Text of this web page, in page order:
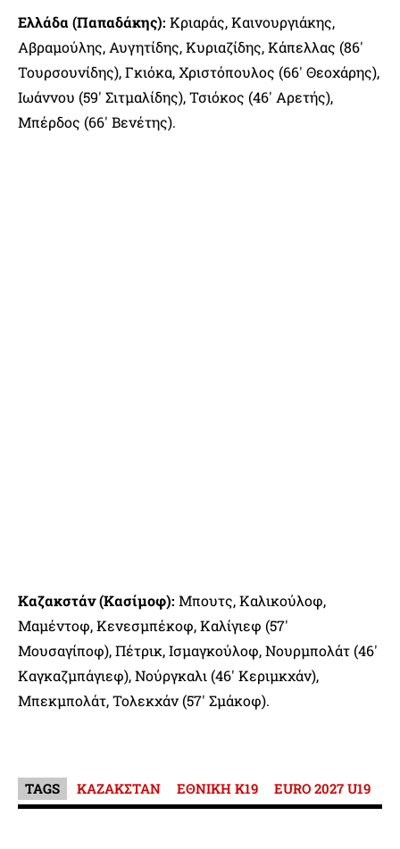
Ελλάδα (Παπαδάκης): Κριαράς, Καινουργιάκης,
Αβραμούλης, Αυγητίδης, Κυριαζίδης, Κάπελλας (86′
Τουρσουνίδης), Γκιόκα, Χριστόπουλος (66′ Θεοχάρης),
Ιωάννου (59′ Σιτμαλίδης), Τσιόκος (46′ Αρετής),
Μπέρδος (66′ Βενέτης).
Καζακστάν (Κασίμοφ): Μπουτς, Καλικούλοφ,
Μαμέντοφ, Κενεσμπέκοφ, Καλίγιεφ (57′
Μουσαγίποφ), Πέτρικ, Ισμαγκούλοφ, Νουρμπολάτ (46′
Καγκαζμπάγιεφ), Νούργκαλι (46′ Κεριμκχάν),
Μπεκμπολάτ, Τολεκχάν (57′ Σμάκοφ).
TAGS ΚΑΖΑΚΣΤΑΝ ΕΘΝΙΚΗ Κ19 EURO 2027 U19